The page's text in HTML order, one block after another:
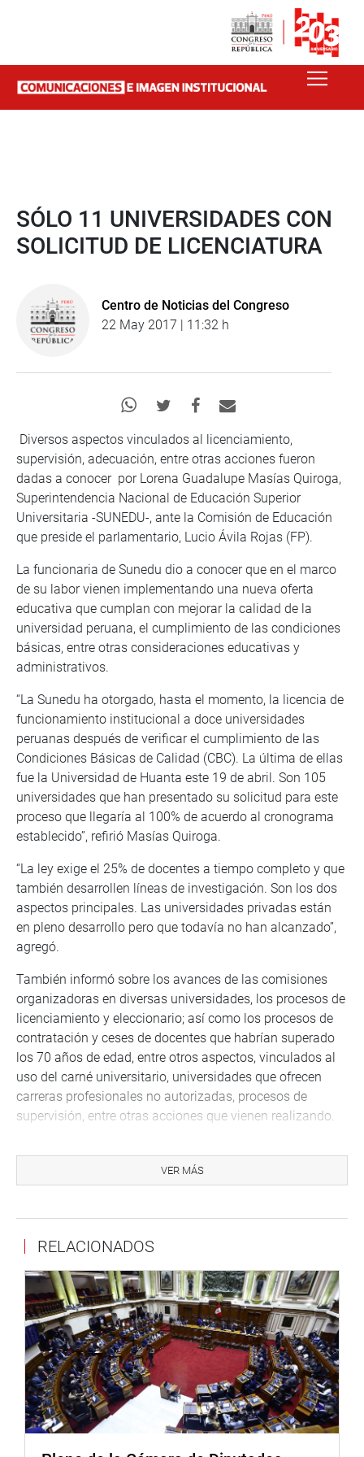
SÓLO 11 UNIVERSIDADES CON
SOLICITUD DE LICENCIATURA
Centro de Noticias del Congreso
22 May 2017 | 11:32 h
Diversos aspectos vinculados al licenciamiento,
supervisión, adecuación, entre otras acciones fueron
dadas a conocer por Lorena Guadalupe Masías Quiroga,
Superintendencia Nacional de Educación Superior
Universitaria -SUNEDU-, ante la Comisión de Educación
que preside el parlamentario, Lucio Ávila Rojas (FP).
La funcionaria de Sunedu dio a conocer que en el marco
de su labor vienen implementando una nueva oferta
educativa que cumplan con mejorar la calidad de la
universidad peruana, el cumplimiento de las condiciones
básicas, entre otras consideraciones educativas y
administrativos.
“La Sunedu ha otorgado, hasta el momento, la licencia de
funcionamiento institucional a doce universidades
peruanas después de verificar el cumplimiento de las
Condiciones Básicas de Calidad (CBC). La última de ellas
fue la Universidad de Huanta este 19 de abril. Son 105
universidades que han presentado su solicitud para este
proceso que llegaría al 100% de acuerdo al cronograma
establecido”, refirió Masías Quiroga.
“La ley exige el 25% de docentes a tiempo completo y que
también desarrollen líneas de investigación. Son los dos
aspectos principales. Las universidades privadas están
en pleno desarrollo pero que todavía no han alcanzado”,
agregó.
También informó sobre los avances de las comisiones
organizadoras en diversas universidades, los procesos de
licenciamiento y eleccionario; así como los procesos de
contratación y ceses de docentes que habrían superado
los 70 años de edad, entre otros aspectos, vinculados al
uso del carné universitario, universidades que ofrecen
carreras profesionales no autorizadas, procesos de
supervisión, entre otras acciones que vienen realizando.
universitarias, así como la implementación de una línea
gratuita y de acceso público y la supervisión anual para
MÁS ACCIONES Y RESULTADOS DE GESTIÓN
Luego de la exposición de la jefa de Sunedu, congresistas
de diversas bancadas dieron a conocer su preocupación
ante varios casos de solicitudes que no fueron
contestadas o resueltas en relación a pedidos de
información y toma de acciones relacionadas
principalmente a los temas de licenciamiento
institucional, entre otros casos que ha generado
preocupación por la comunidad universitaria en diversas
VER MÁS
RELACIONADOS